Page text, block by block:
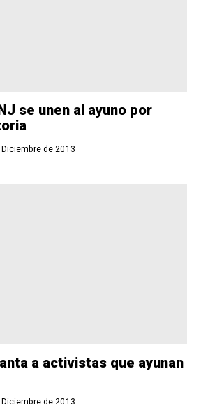
se unen al ayuno por
de 2013
a activistas que ayunan
de 2013